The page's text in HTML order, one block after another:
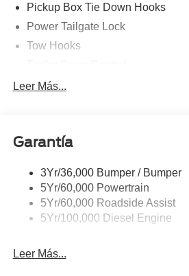
Pickup Box Tie Down Hooks
Power Tailgate Lock
Tow Hooks
Trailer Tow Mirrors
Leer Más...
Garantía
3Yr/36,000 Bumper / Bumper
5Yr/60,000 Powertrain
5Yr/60,000 Roadside Assist
5Yr/100,000 Diesel Engine
Leer Más...